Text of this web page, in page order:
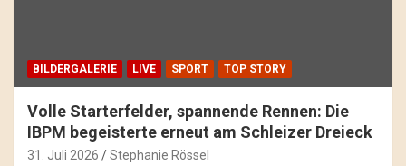
BILDERGALERIE LIVE SPORT TOP STORY
Volle Starterfelder, spannende Rennen: Die
IBPM begeisterte erneut am Schleizer Dreieck
31. Juli 2026 Stephanie Rössel